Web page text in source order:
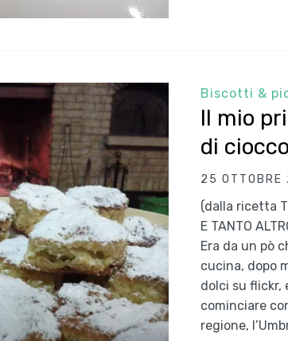
Biscotti &
Il mio
di
25 OTTOBRE
(dalla ricetta
E TANTO
Era da un pò
cucina, dopo
dolci su flickr,
cominciare
regione,